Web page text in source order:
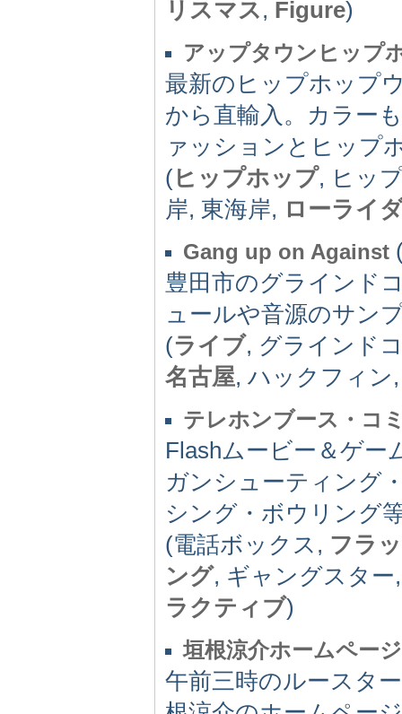
リスマス, Figure)
アップタウンヒップ
最新のヒップホップ
から直輸入。カラー
ァッションとヒップ
(ヒップホップ, ヒッ
岸, 東海岸, ローライ
Gang up on Against
豊田市のグラインド
ュールや音源のサン
(ライブ, グラインド
名古屋, ハックフィ
テレホンブース・コ
Flashムービー＆ゲー
ガンシューティング
シング・ボウリング
(電話ボックス, フラ
ング, ギャングスタ
ラクティブ)
垣根涼介ホームページ
午前三時のルースタ